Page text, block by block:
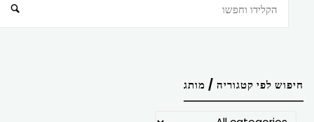
חיפוש לפי קטגוריה / מותג